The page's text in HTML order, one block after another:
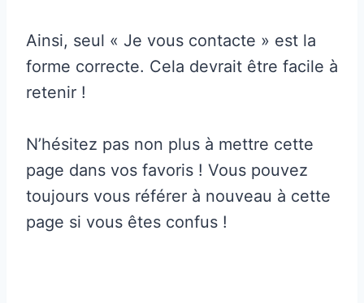
Ainsi, seul « Je vous contacte » est la
forme correcte. Cela devrait être facile à
retenir !
N’hésitez pas non plus à mettre cette
page dans vos favoris ! Vous pouvez
toujours vous référer à nouveau à cette
page si vous êtes confus !